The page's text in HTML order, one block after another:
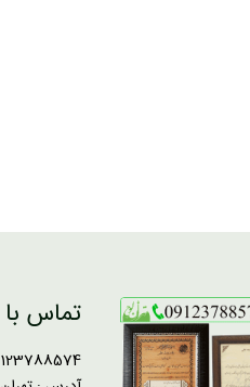
تماس با
/ 021-88930127